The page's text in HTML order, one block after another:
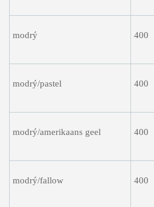
modrý 400
modrý/pastel 400
modrý/amerikaans geel 400
modrý/fallow 400